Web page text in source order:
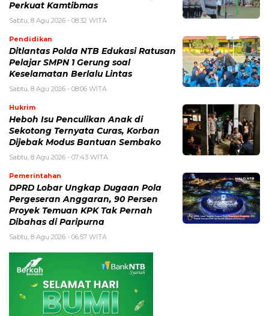
Perkuat Kamtibmas
Sabtu, 8 Agu 2026 - 08:32 WITA
Pendidikan
Ditlantas Polda NTB Edukasi Ratusan
Pelajar SMPN 1 Gerung soal
Keselamatan Berlalu Lintas
Sabtu, 8 Agu 2026 - 08:06 WITA
Hukrim
Heboh Isu Penculikan Anak di
Sekotong Ternyata Curas, Korban
Dijebak Modus Bantuan Sembako
Sabtu, 8 Agu 2026 - 07:43 WITA
Pemerintahan
DPRD Lobar Ungkap Dugaan Pola
Pergeseran Anggaran, 90 Persen
Proyek Temuan KPK Tak Pernah
Dibahas di Paripurna
Sabtu, 8 Agu 2026 - 06:57 WITA